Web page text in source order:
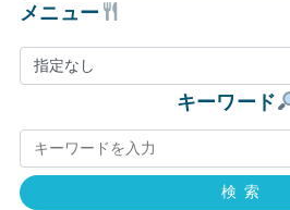
メニュー
キーワード
検索